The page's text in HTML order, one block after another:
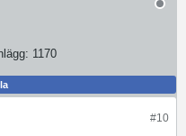
1170
#10